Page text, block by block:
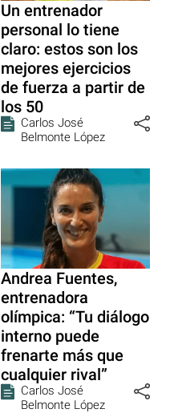
Un entrenador
personal lo tiene
claro: estos son los
mejores ejercicios
de fuerza a partir de
los 50
Carlos José
Belmonte López
Andrea Fuentes,
entrenadora
olímpica: “Tu diálogo
interno puede
frenarte más que
cualquier rival”
Carlos José
Belmonte López